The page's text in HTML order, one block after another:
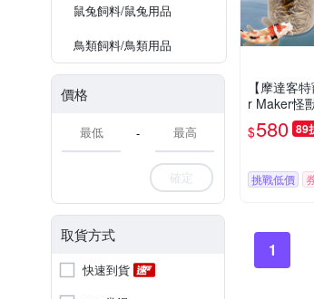
鼠兔飼料/鼠兔用品
鳥類飼料/鳥類用品
價格
-
確定
取貨方式
快速到貨
【摩達客
r Maker怪
280g 豐富高蛋
刺蝟 魚 觀
$580 89
挑戰低價
1